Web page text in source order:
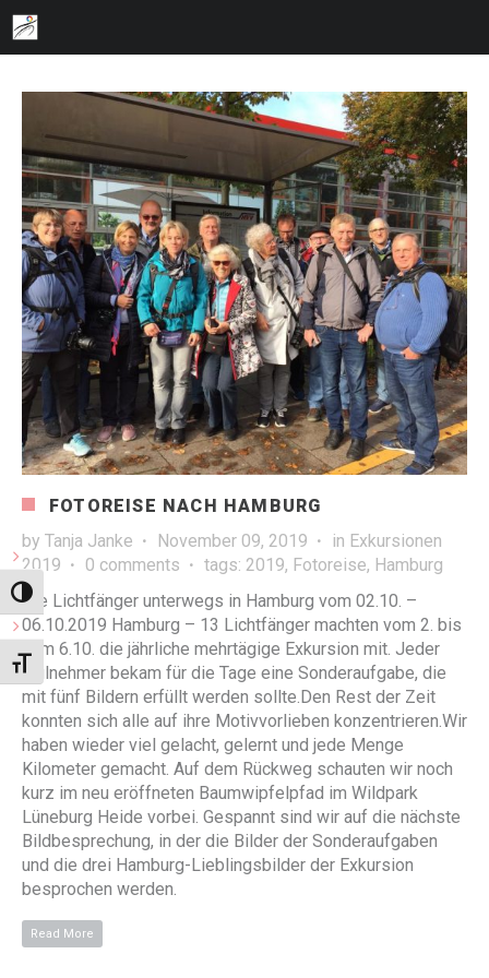
Umschalten auf hohe Kontraste
Schrift vergrößern
FOTOREISE NACH HAMBURG
by Tanja Janke November 09, 2019 in Exkursionen
2019
0 comments tags: 2019, Fotoreise, Hamburg
Die Lichtfänger unterwegs in Hamburg vom 02.10. –
06.10.2019 Hamburg – 13 Lichtfänger machten vom 2. bis
zum 6.10. die jährliche mehrtägige Exkursion mit. Jeder
Teilnehmer bekam für die Tage eine Sonderaufgabe, die
mit fünf Bildern erfüllt werden sollte.Den Rest der Zeit
konnten sich alle auf ihre Motivvorlieben konzentrieren.Wir
haben wieder viel gelacht, gelernt und jede Menge
Kilometer gemacht. Auf dem Rückweg schauten wir noch
kurz im neu eröffneten Baumwipfelpfad im Wildpark
Lüneburg Heide vorbei. Gespannt sind wir auf die nächste
Bildbesprechung, in der die Bilder der Sonderaufgaben
und die drei Hamburg-Lieblingsbilder der Exkursion
besprochen werden.
Read More